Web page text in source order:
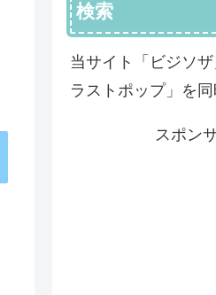
検索
当サイト「ビジソ
ラストポップ」を同
スポン